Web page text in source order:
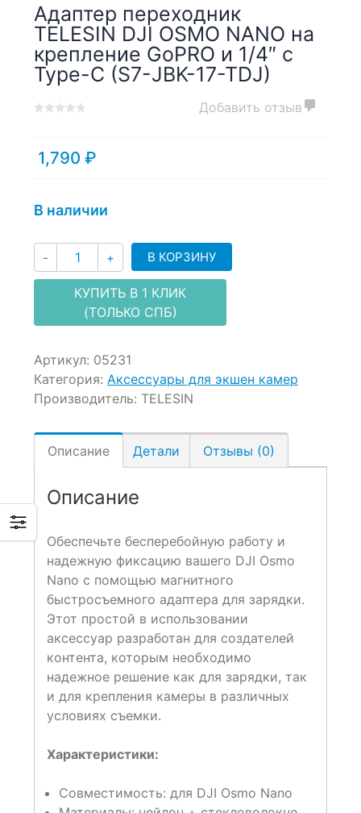
Адаптер переходник
TELESIN DJI OSMO NANO на
крепление GoPRO и 1/4″ с
Type-C (S7-JBK-17-TDJ)
of
based
ratings
Добавить отзыв
1,790 ₽
В наличии
- Количество
+ В КОРЗИНУ
КУПИТЬ В 1 КЛИК
(ТОЛЬКО СПБ)
Артикул: 05231
Категория: Аксессуары для экшен камер
Производитель: TELESIN
Описание Детали Отзывы (0)
Описание
Обеспечьте бесперебойную работу и
надежную фиксацию вашего DJI Osmo
Nano с помощью магнитного
быстросъемного адаптера для зарядки.
Этот простой в использовании
аксессуар разработан для создателей
контента, которым необходимо
надежное решение как для зарядки, так
и для крепления камеры в различных
условиях съемки.
Характеристики:
Совместимость: для DJI Osmo Nano